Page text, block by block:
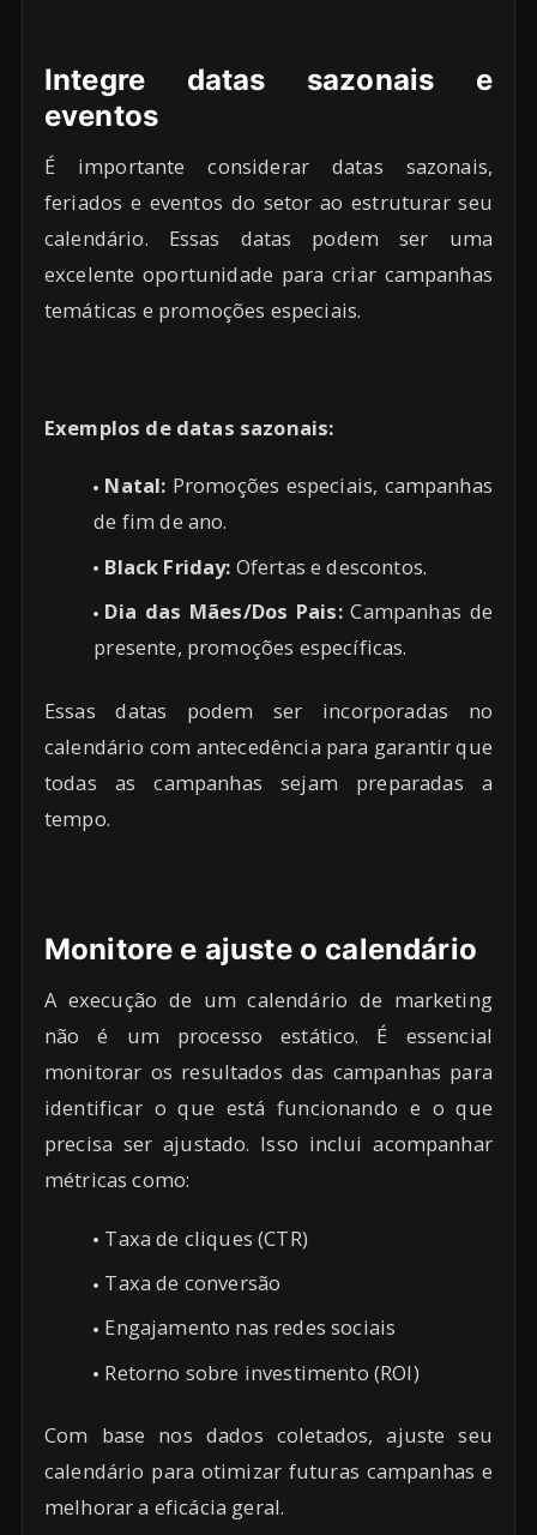
Integre datas sazonais e
eventos
É importante considerar datas sazonais,
feriados e eventos do setor ao estruturar seu
calendário. Essas datas podem ser uma
excelente oportunidade para criar campanhas
temáticas e promoções especiais.
Exemplos de datas sazonais:
Natal: Promoções especiais, campanhas
de fim de ano.
Black Friday: Ofertas e descontos.
Dia das Mães/Dos Pais:Campanhas de
presente, promoções específicas.
Essas datas podem ser incorporadas no
calendário com antecedência para garantir que
todas as campanhas sejam preparadas a
tempo.
Monitore e ajuste o calendário
A execução de um calendário de marketing
não é um processo estático. É essencial
monitorar os resultados das campanhas para
identificar o que está funcionando e o que
precisa ser ajustado. Isso inclui acompanhar
métricas como:
Taxa de cliques (CTR)
Taxa de conversão
Engajamento nas redes sociais
Retorno sobre investimento (ROI)
Com base nos dados coletados, ajuste seu
calendário para otimizar futuras campanhas e
melhorar a eficácia geral.